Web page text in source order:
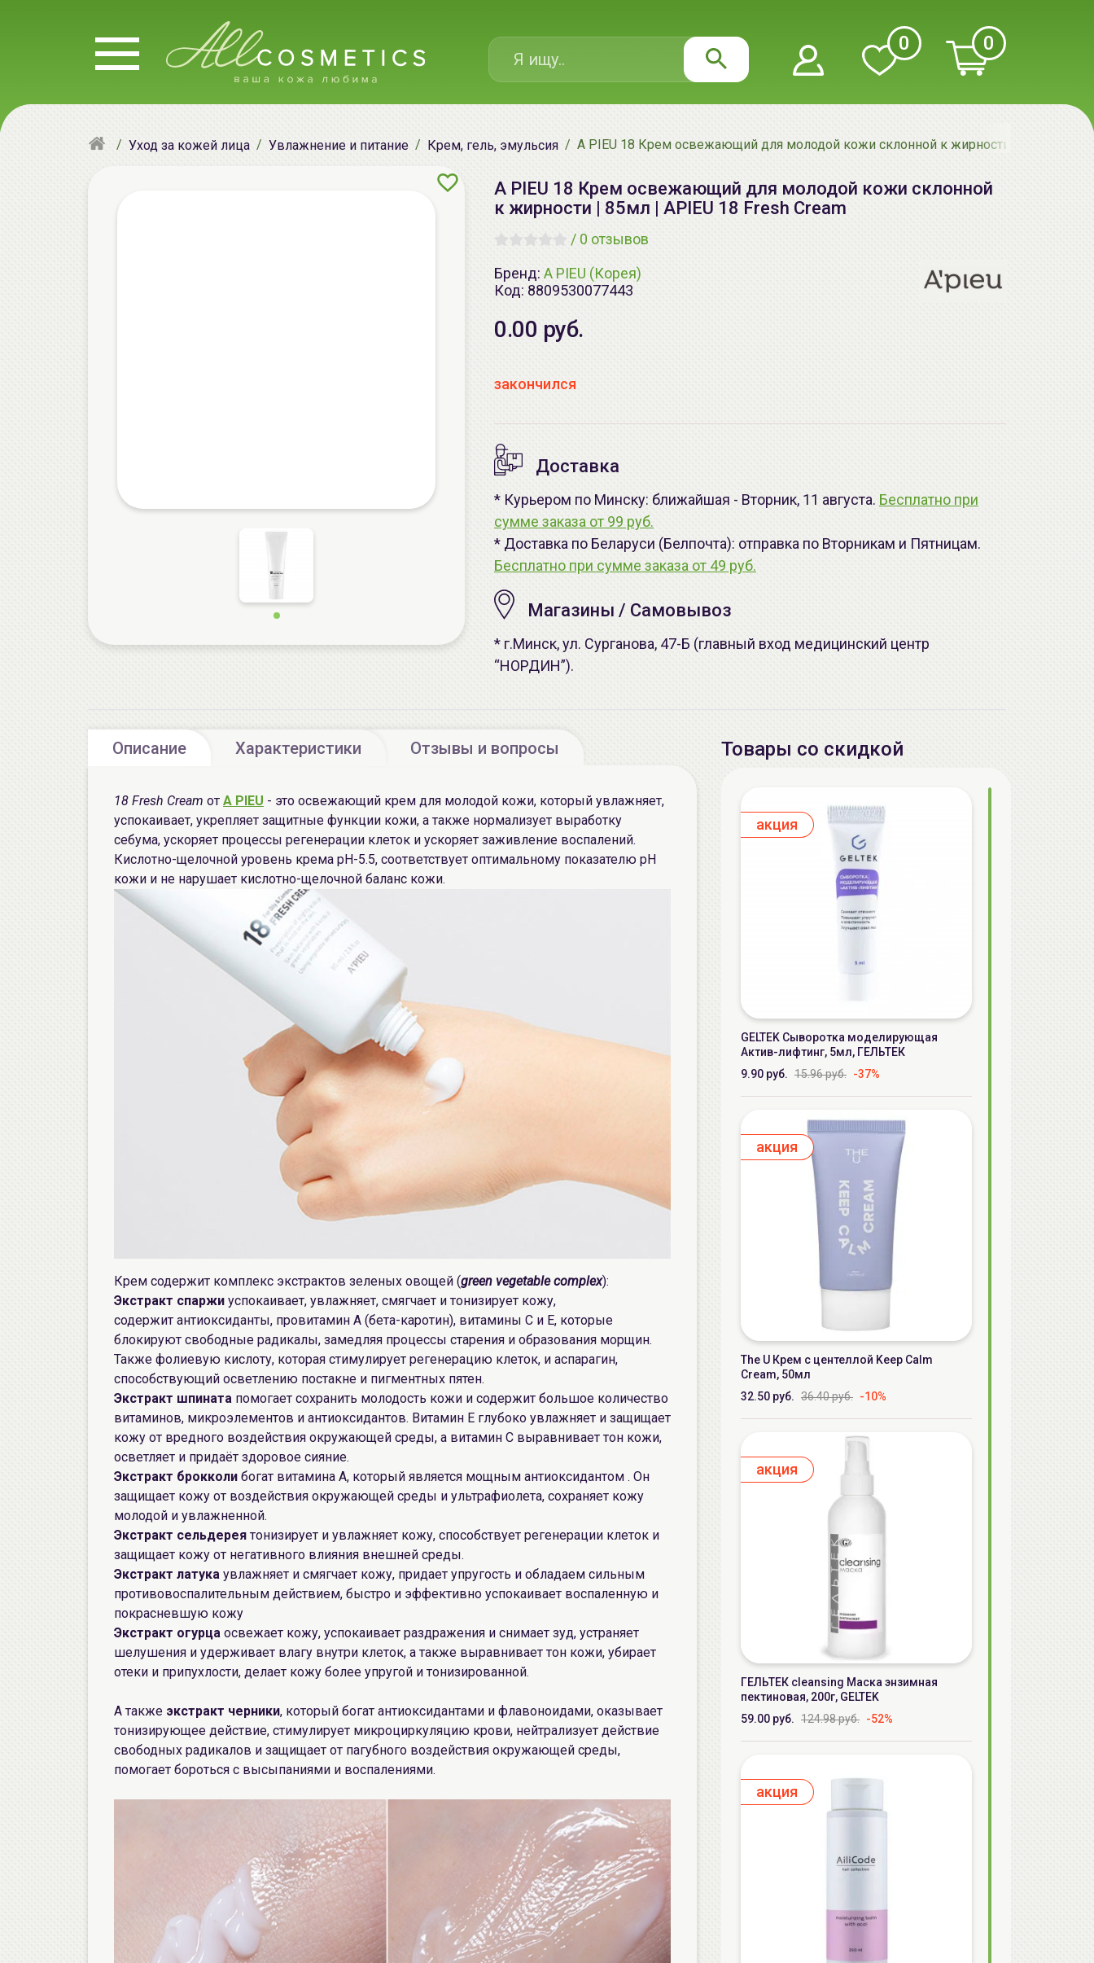
0 0
Уход за кожей лица Увлажнение и питание Крем, гель, эмульсия A PIEU 18 Крем освежающий для молодой кожи склонной к жирности | 85мл |
A PIEU 18 Крем освежающий для молодой кожи склонной
к жирности | 85мл | APIEU 18 Fresh Cream
/ 0 отзывов
Бренд: A PIEU (Корея)
Код: 8809530077443
0.00 руб.
закончился
Доставка
* Курьером по Минску: ближайшая - Вторник, 11 августа. Бесплатно при
сумме заказа от 99 руб.
* Доставка по Беларуси (Белпочта): отправка по Вторникам и Пятницам.
Бесплатно при сумме заказа от 49 руб.
Магазины / Самовывоз
* г.Минск, ул. Сурганова, 47-Б (главный вход медицинский центр
“НОРДИН”).
Описание Характеристики Отзывы и вопросы
18 Fresh Cream от A PIEU - это освежающий крем для молодой кожи, который увлажняет,
успокаивает, укрепляет защитные функции кожи, а также нормализует выработку
себума, ускоряет процессы регенерации клеток и ускоряет заживление воспалений.
Кислотно-щелочной уровень крема рН-5.5, соответствует оптимальному показателю рН
кожи и не нарушает кислотно-щелочной баланс кожи.
Крем содержит комплекс экстрактов зеленых овощей (green vegetable complex):
Экстракт спаржи успокаивает, увлажняет, смягчает и тонизирует кожу,
содержит антиоксиданты, провитамин А (бета-каротин), витамины С и Е, которые
блокируют свободные радикалы, замедляя процессы старения и образования морщин.
Также фолиевую кислоту, которая стимулирует регенерацию клеток, и аспарагин,
способствующий осветлению постакне и пигментных пятен.
Экстракт шпината помогает сохранить молодость кожи и содержит большое количество
витаминов, микроэлементов и антиоксидантов. Витамин Е глубоко увлажняет и защищает
кожу от вредного воздействия окружающей среды, а витамин С выравнивает тон кожи,
осветляет и придаёт здоровое сияние.
Экстракт брокколи богат витамина А, который является мощным антиоксидантом . Он
защищает кожу от воздействия окружающей среды и ультрафиолета, сохраняет кожу
молодой и увлажненной.
Экстракт сельдерея тонизирует и увлажняет кожу, способствует регенерации клеток и
защищает кожу от негативного влияния внешней среды.
Экстракт латука увлажняет и смягчает кожу, придает упругость и обладаем сильным
противовоспалительным действием, быстро и эффективно успокаивает воспаленную и
покрасневшую кожу
Экстракт огурца освежает кожу, успокаивает раздражения и снимает зуд, устраняет
шелушения и удерживает влагу внутри клеток, а также выравнивает тон кожи, убирает
отеки и припухлости, делает кожу более упругой и тонизированной.
А также экстракт черники, который богат антиоксидантами и флавоноидами, оказывает
тонизирующее действие, стимулирует микроциркуляцию крови, нейтрализует действие
свободных радикалов и защищает от пагубного воздействия окружающей среды,
помогает бороться с высыпаниями и воспалениями.
Товары со скидкой
aкция
GELTEK Сыворотка моделирующая
Актив-лифтинг, 5мл, ГЕЛЬТЕК
9.90 руб. 15.96 руб. -37%
aкция
The U Крем с центеллой Keep Calm
Cream, 50мл
32.50 руб. 36.40 руб. -10%
aкция
ГЕЛЬТЕК cleansing Маска энзимная
пектиновая, 200г, GELTEK
59.00 руб. 124.98 руб. -52%
aкция